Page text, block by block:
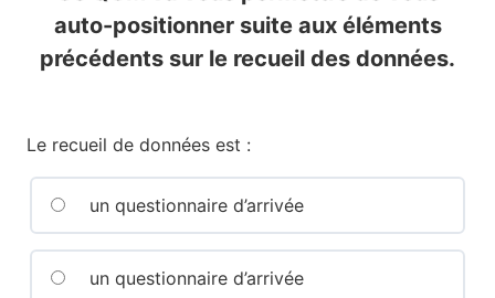
auto-positionner suite aux éléments
précédents sur le recueil des données.
Le recueil de données est :
un questionnaire d’arrivée
un questionnaire d’arrivée